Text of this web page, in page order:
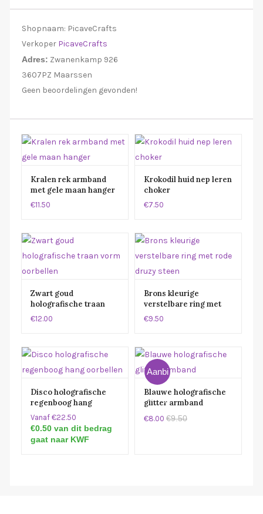
Shopnaam: PicaveCrafts
Verkoper PicaveCrafts
Adres: Zwanenkamp 926
3607PZ Maarssen
Geen beoordelingen gevonden!
Kralen rek armband
met gele maan hanger
€11.50
Krokodil huid nep leren
choker
€7.50
Zwart goud
holografische traan
vorm oorbellen
€12.00
Brons kleurige
verstelbare ring met
rode druzy steen
€9.50
Disco holografische
regenboog hang
oorbellen
Vanaf €22.50
€0.50 van dit bedrag
gaat naar KWF
Aanbi
eding!
Blauwe holografische
glitter armband
€8.00 €9.50